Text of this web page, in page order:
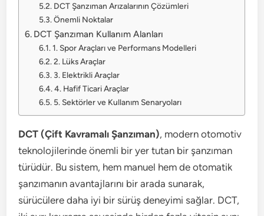
DCT Şanzıman Arızalarının Çözümleri
Önemli Noktalar
DCT Şanzıman Kullanım Alanları
1. Spor Araçları ve Performans Modelleri
2. Lüks Araçlar
3. Elektrikli Araçlar
4. Hafif Ticari Araçlar
5. Sektörler ve Kullanım Senaryoları
DCT (Çift Kavramalı Şanzıman), modern otomotiv
teknolojilerinde önemli bir yer tutan bir şanzıman
türüdür. Bu sistem, hem manuel hem de otomatik
şanzımanın avantajlarını bir arada sunarak,
sürücülere daha iyi bir sürüş deneyimi sağlar. DCT,